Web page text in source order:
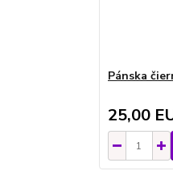
Pánska
25,00